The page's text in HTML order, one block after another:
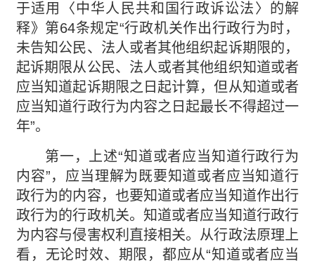
于适用〈中华人民共和国行政诉讼法〉的解
释》第64条规定“行政机关作出行政行为时，
未告知公民、法人或者其他组织起诉期限的，
起诉期限从公民、法人或者其他组织知道或者
应当知道起诉期限之日起计算，但从知道或者
应当知道行政行为内容之日起最长不得超过一
年”。
第一，上述“知道或者应当知道行政行为
内容”，应当理解为既要知道或者应当知道行
政行为的内容，也要知道或者应当知道作出行
政行为的行政机关。知道或者应当知道行政行
为内容与侵害权利直接相关。从行政法原理上
看，无论时效、期限，都应从“知道或者应当